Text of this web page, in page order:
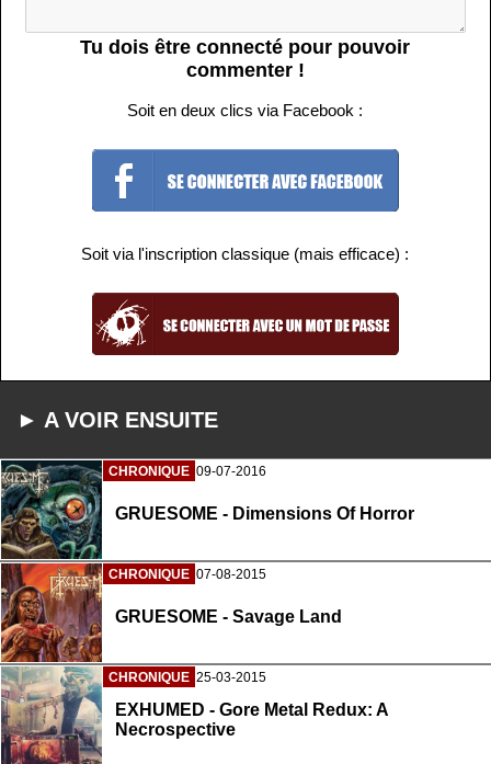
Tu dois être connecté pour pouvoir
commenter !
Soit en deux clics via Facebook :
Soit via l'inscription classique (mais efficace) :
► A VOIR ENSUITE
CHRONIQUE 09-07-2016
GRUESOME - Dimensions Of Horror
CHRONIQUE 07-08-2015
GRUESOME - Savage Land
CHRONIQUE 25-03-2015
EXHUMED - Gore Metal Redux: A
Necrospective